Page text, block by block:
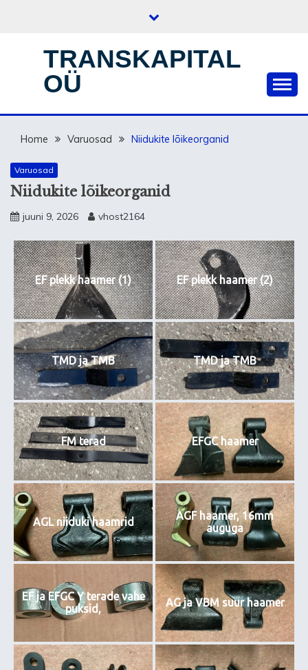
TRANSKAPITAL
OÜ
Home Varuosad Niidukite lõikeorganid
Varuosad
Niidukite lõikeorganid
juuni 9, 2026 vhost2164
EF plekk haamer (1) EF plekk haamer (2)
TMD ja TMB TMD ja TMB
FM terad EFGC haamer
AGL niiduki haamrid
AGF haamer, 16mm
auguga
EF ja EFGC Y terade vahe
puksid,
AG ja VBM suur haamer